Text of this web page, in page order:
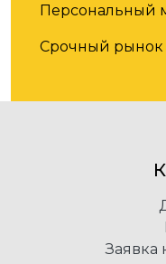
Персональный
Срочный рынок
Заявка